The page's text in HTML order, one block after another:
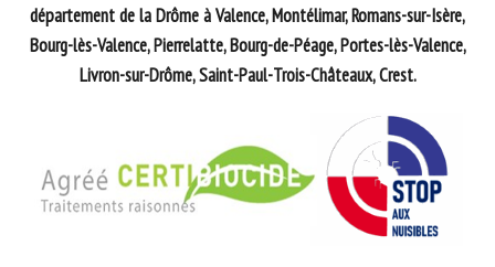
département de la Drôme à Valence, Montélimar, Romans-sur-Isère,
Bourg-lès-Valence, Pierrelatte, Bourg-de-Péage, Portes-lès-Valence,
Livron-sur-Drôme, Saint-Paul-Trois-Châteaux, Crest.